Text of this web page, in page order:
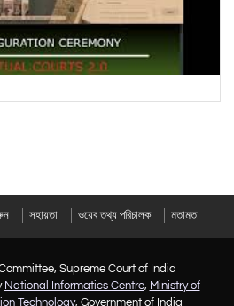
সহায়তা ওয়েব তথ্য পরিচালক মতামত
Supreme Court of India
National Informatics Centre, Ministry of
Technology, Government of India